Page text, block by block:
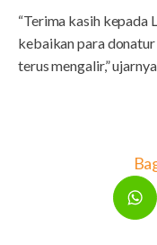
“Terima kasih kepada
kebaikan para
terus mengalir,”